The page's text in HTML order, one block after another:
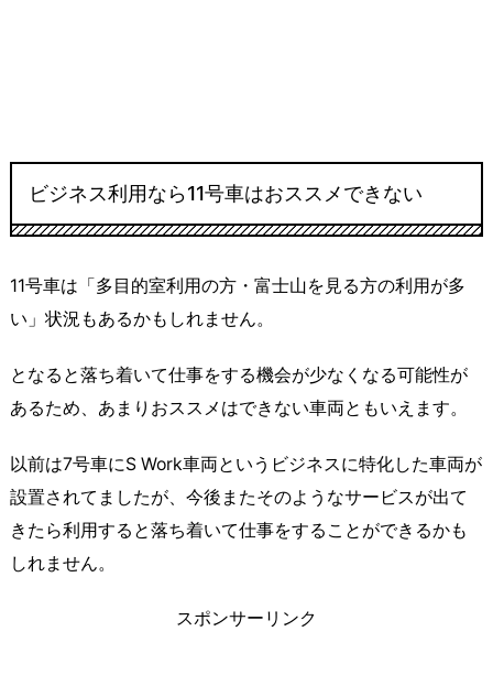
ビジネス利用なら11号車はおススメできない
11号車は「多目的室利用の方・富士山を見る方の利用が多
い」状況もあるかもしれません。
となると落ち着いて仕事をする機会が少なくなる可能性が
あるため、あまりおススメはできない車両ともいえます。
以前は7号車にS Work車両というビジネスに特化した車両が
設置されてましたが、今後またそのようなサービスが出て
きたら利用すると落ち着いて仕事をすることができるかも
しれません。
スポンサーリンク